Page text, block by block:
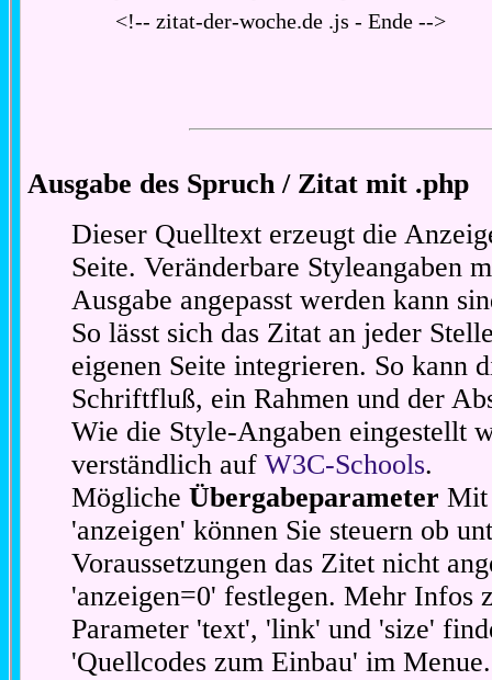
<!-- zitat-der-woche.de .js - Ende -->
Ausgabe des Spruch / Zitat mit .php
Dieser Quelltext erzeugt die
Seite. Veränderbare Styleangaben
Ausgabe angepasst werden kann
So lässt sich das Zitat an jeder
eigenen Seite integrieren. So kann
Schriftfluß, ein Rahmen und der
Wie die Style-Angaben eingestellt
verständlich aufW3C-Schools.
MöglicheÜbergabeparameter Mit
'anzeigen' können Sie steuern ob
Voraussetzungen das Zitet nicht
'anzeigen=0' festlegen. Mehr Infos
Parameter 'text', 'link' und 'size'
'Quellcodes zum Einbau' im Menue.